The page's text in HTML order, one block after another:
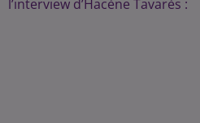
l’interview d’Hacène Tavarès :